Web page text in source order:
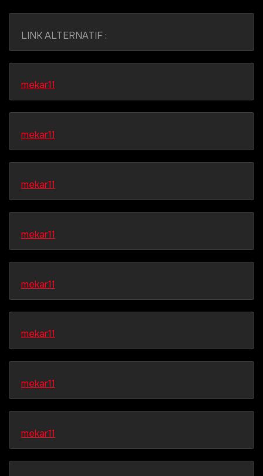
LINK ALTERNATIF :
mekar11
mekar11
mekar11
mekar11
mekar11
mekar11
mekar11
mekar11